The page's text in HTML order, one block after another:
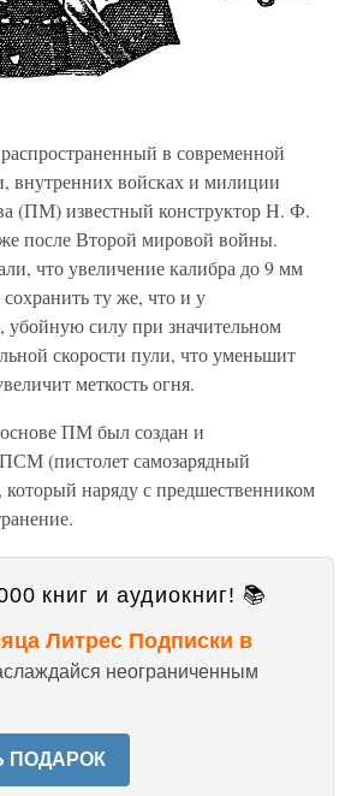
в современной
внутренних войсках и милиции
(ПМ) известный конструктор Н. Ф.
после Второй мировой войны.
что увеличение калибра до 9 мм
ту же, что и у
убойную силу при значительном
скорости пули, что уменьшит
меткость огня.
ПМ был создан и
(пистолет самозарядный
наряду с предшественником
книг и аудиокниг! 📚
Литрес Подписки в
неограниченным
ПОДАРОК